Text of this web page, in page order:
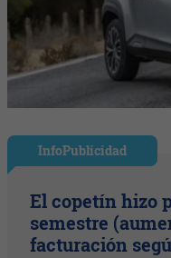
InfoPublicidad
El copetín hizo
semestre
facturación